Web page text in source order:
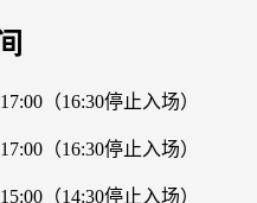
（16:30停止入场）
（16:30停止入场）
（14:30停止入场）